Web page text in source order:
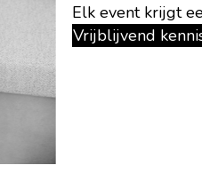
Elk event krijgt
Vrijblijvend